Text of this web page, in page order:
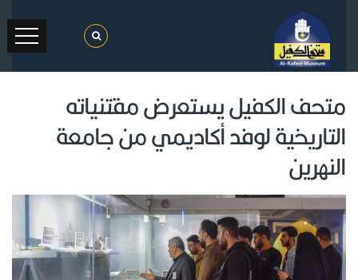
متحف الكفيل يستعرض مقتنياته
التاريخية لوفد أكاديمي من جامعة
النهرين